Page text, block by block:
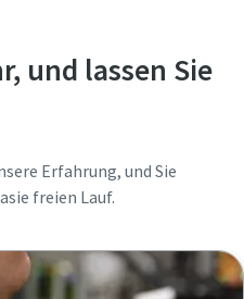
und lassen Sie
Erfahrung, und Sie
freien Lauf.